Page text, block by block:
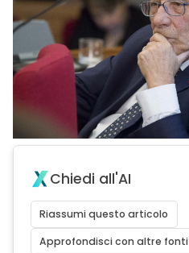
Chiedi all'AI
Riassumi questo articolo
Approfondisci con altre fonti